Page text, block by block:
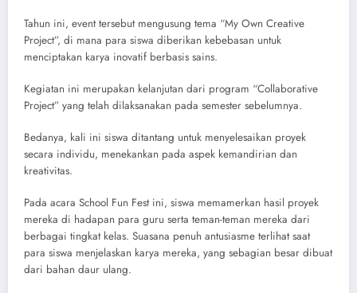
Tahun ini, event tersebut mengusung tema “My Own Creative
Project”, di mana para siswa diberikan kebebasan untuk
menciptakan karya inovatif berbasis sains.
Kegiatan ini merupakan kelanjutan dari program “Collaborative
Project” yang telah dilaksanakan pada semester sebelumnya.
Bedanya, kali ini siswa ditantang untuk menyelesaikan proyek
secara individu, menekankan pada aspek kemandirian dan
kreativitas.
Pada acara School Fun Fest ini, siswa memamerkan hasil proyek
mereka di hadapan para guru serta teman-teman mereka dari
berbagai tingkat kelas. Suasana penuh antusiasme terlihat saat
para siswa menjelaskan karya mereka, yang sebagian besar dibuat
dari bahan daur ulang.